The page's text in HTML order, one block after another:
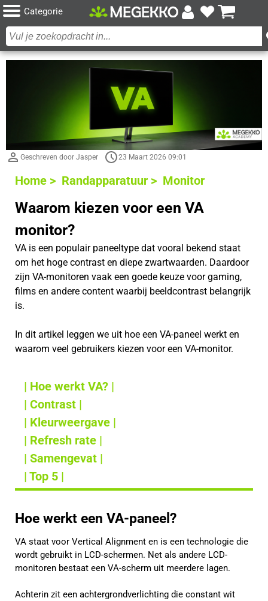
Categorie
Geschreven door Jasper 23 Maart 2026 09:01
Home > Randapparatuur > Monitor
Waarom kiezen voor een VA
monitor?
VA is een populair paneeltype dat vooral bekend staat
om het hoge contrast en diepe zwartwaarden. Daardoor
zijn VA-monitoren vaak een goede keuze voor gaming,
films en andere content waarbij beeldcontrast belangrijk
is.
In dit artikel leggen we uit hoe een VA-paneel werkt en
waarom veel gebruikers kiezen voor een VA-monitor.
| Hoe werkt VA? |
| Contrast |
| Kleurweergave |
| Refresh rate |
| Samengevat |
| Top 5 |
Hoe werkt een VA-paneel?
VA staat voor Vertical Alignment en is een technologie die
wordt gebruikt in LCD-schermen. Net als andere LCD-
monitoren bestaat een VA-scherm uit meerdere lagen.
Achterin zit een achtergrondverlichting die constant wit